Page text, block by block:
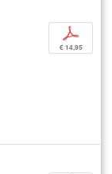
p
€ 14,95